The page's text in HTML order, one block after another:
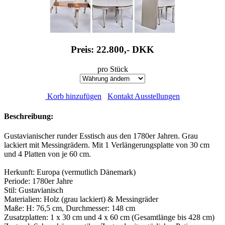
Preis: 22.800,- DKK
pro Stück
Korb hinzufügen Kontakt Ausstellungen
Beschreibung:
Gustavianischer runder Esstisch aus den 1780er Jahren. Grau
lackiert mit Messingrädern. Mit 1 Verlängerungsplatte von 30 cm
und 4 Platten von je 60 cm.
Herkunft: Europa (vermutlich Dänemark)
Periode: 1780er Jahre
Stil: Gustavianisch
Materialien: Holz (grau lackiert) & Messingräder
Maße: H: 76,5 cm, Durchmesser: 148 cm
Zusatzplatten: 1 x 30 cm und 4 x 60 cm (Gesamtlänge bis 428 cm)